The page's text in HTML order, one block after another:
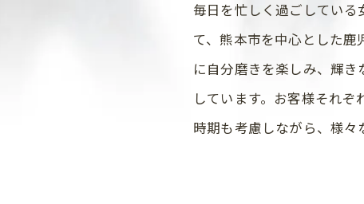
毎日を忙しく過ごしてい
て、熊本市を中心とした
に自分磨きを楽しみ、輝
しています。お客様それ
時期も考慮しながら、様々